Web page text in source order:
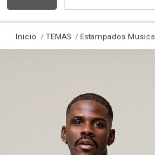
Inicio TEMAS Estampados Musica